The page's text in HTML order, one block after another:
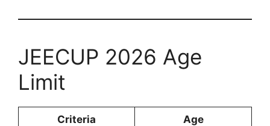
JEECUP 2026 Age
Limit
Criteria Age